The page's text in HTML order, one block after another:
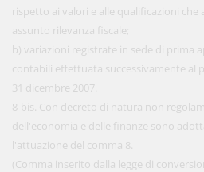
rispetto ai valori e alle qualificazioni che
assunto rilevanza fiscale;
b) variazioni registrate in sede di prima
contabili effettuata successivamente al
31 dicembre 2007.
8-bis. Con decreto di natura non
dell'economia e delle finanze sono
l'attuazione del comma 8.
(Comma inserito dalla legge di